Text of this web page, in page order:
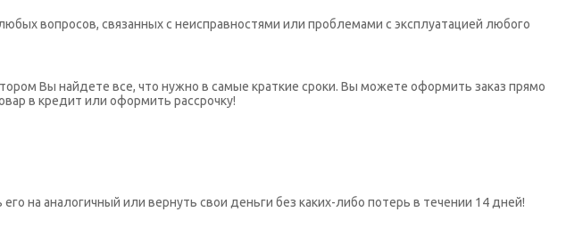
вопросов, связанных с неисправностями или проблемами с эксплуатацией любого
Вы найдете все, что нужно в самые краткие сроки. Вы можете оформить заказ прямо
в кредит или оформить рассрочку!
на аналогичный или вернуть свои деньги без каких-либо потерь в течении 14 дней!